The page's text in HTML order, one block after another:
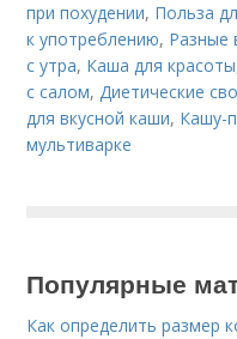
при похудении, Польза
к употреблению, Разные
с утра, Каша для красоты
с салом,Диетические
для вкусной каши, Кашу-
мультиварке
Популярные
Как определить размер